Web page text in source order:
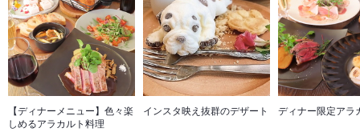
【ディナーメニュー】色々楽
しめるアラカルト料理
インスタ映え抜群のデザート ディナー限定アラ